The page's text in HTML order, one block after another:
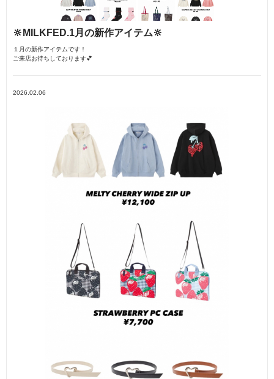
🔆MILKFED.1月の新作アイテム🔆
１月の新作アイテムです！
ご来店お待ちしております💕
2026.02.06